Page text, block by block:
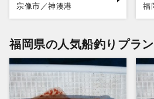
宗像市／神湊港 福
福岡県の人気船釣りプラン